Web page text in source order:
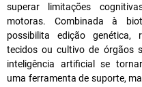
superar limitações
motoras. Combinada à
possibilita edição genética,
tecidos ou cultivo de órgãos
inteligência artificial se
uma ferramenta de suporte,